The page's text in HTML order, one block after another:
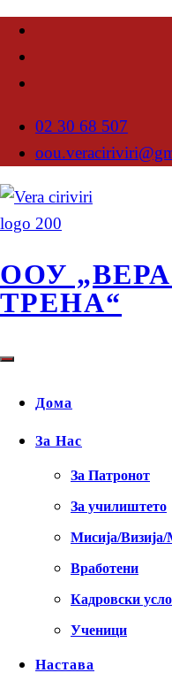
02 30 68 507
ООУ
ТРЕНА“
Дома
За Нас
За Патронот
За училиштето
Мисија/
Вработени
Кадровски
Ученици
Настава